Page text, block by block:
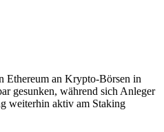
Ethereum an Krypto-Börsen in
gesunken, während sich Anleger
weiterhin aktiv am Staking